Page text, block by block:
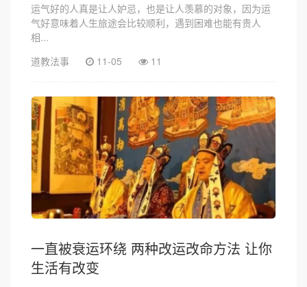
运气好的人真是让人妒忌，也是让人羡慕的对象，因为运
气好意味着人生旅途会比较顺利，遇到困难也能有贵人
相...
道教法事
11-05 11
一直被衰运环绕 两种改运改命方法 让你
生活有改变